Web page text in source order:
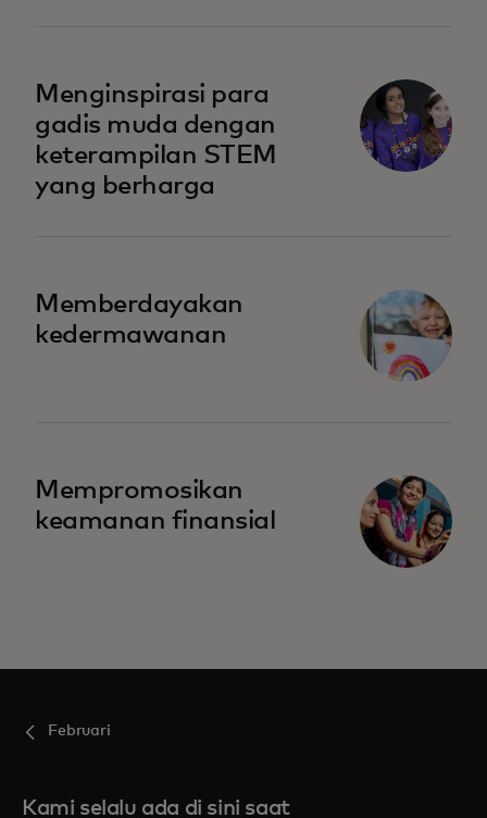
Menginspirasi para
gadis muda dengan
keterampilan STEM
yang berharga
opens in a new tab
Memberdayakan
kedermawanan
opens in a new tab
Mempromosikan
keamanan finansial
opens in a new tab
Februari
Kami selalu ada di sini saat